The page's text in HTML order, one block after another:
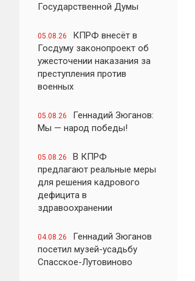
Государственной Думы
05.08.26
КПРФ внесёт в
Госдуму законопроект об
ужесточении наказания за
преступления против
военных
05.08.26
Геннадий Зюганов:
Мы — народ победы!
05.08.26
В КПРФ
предлагают реальные меры
для решения кадрового
дефицита в
здравоохранении
04.08.26
Геннадий Зюганов
посетил музей-усадьбу
Спасское-Лутовиново